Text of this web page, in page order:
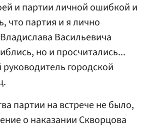
и партии личной ошибкой и
что партия и я лично
Васильевича
но и просчитались...
городской
партии на встрече не было,
о наказании Скворцова